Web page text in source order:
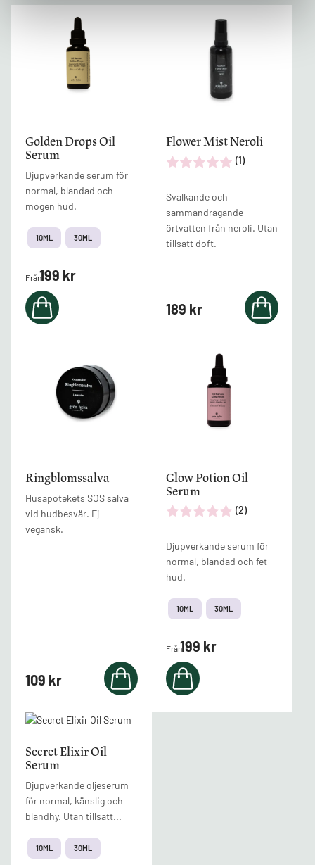
Golden Drops Oil
Serum
Djupverkande serum för
normal, blandad och
mogen hud.
Från199 kr
produkten
alternativen
kan
på
produktsidan
10ML 30ML
Flower Mist Neroli
(1)
Svalkande och
sammandragande
örtvatten från neroli. Utan
tillsatt doft.
189 kr
Ringblomssalva
Husapotekets SOS salva
vid hudbesvär. Ej
vegansk.
109 kr
Glow Potion Oil
Serum
(2)
Djupverkande serum för
normal, blandad och fet
hud.
Från199 kr
alternativen
kan
väljas
på
10ML 30ML
Secret Elixir Oil
Serum
Djupverkande oljeserum
för normal, känslig och
blandhy. Utan tillsatt...
Den
produkten
har
flera
varianter.
De
alternativen
kan
10ML 30ML